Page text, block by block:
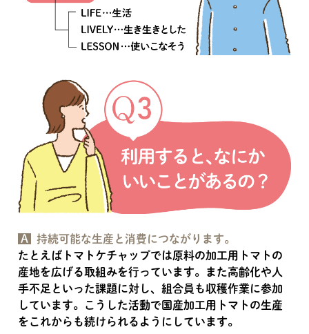
A
持続可能な生産と消費につながります。
たとえばトマトケチャップでは原料の加工用トマトの
産地を広げる取組みを行っています。また高齢化や人
手不足といった課題に対し、組合員も収穫作業に参加
しています。こうした活動で国産加工用トマトの生産
をこれからも続けられるようにしています。